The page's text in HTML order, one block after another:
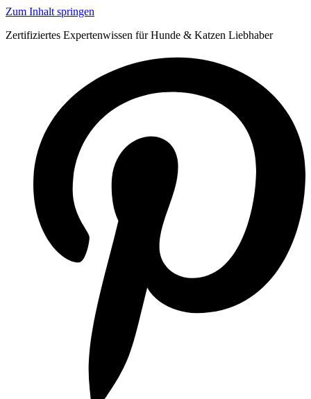
Zum Inhalt springen
Zertifiziertes Expertenwissen für Hunde & Katzen Liebhaber